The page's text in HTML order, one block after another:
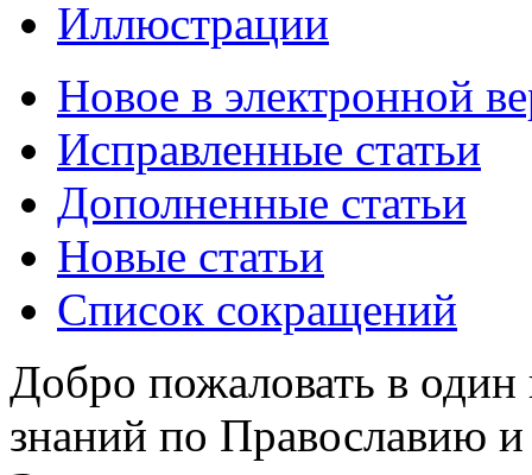
Иллюстрации
Новое в электронной
Исправленные статьи
Дополненные статьи
Новые статьи
Список сокращений
Добро пожаловать в
знаний по Православию